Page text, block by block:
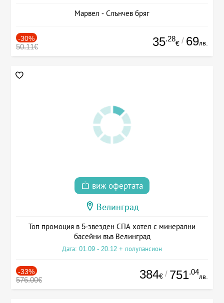
Марвел - Слънчев бряг
-30%
50.11€ 35.28
€ / 69лв.
виж офертата
Велинград
Топ промоция в 5-звезден СПА хотел с минерални
басейни във Велинград
Дата: 01.09 - 20.12 + полупансион
-33%
576.00€ 384€ / 751.04
лв.